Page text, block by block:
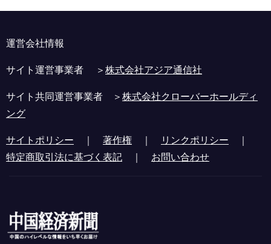
運営会社情報
サイト運営事業者 ＞株式会社アジア通信社
サイト共同運営事業者 ＞株式会社クローバーホールディ
ング
サイトポリシー ｜ 著作権 ｜ リンクポリシー ｜
特定商取引法に基づく表記 ｜ お問い合わせ